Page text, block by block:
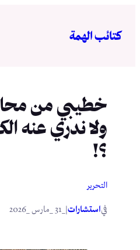
المحتوى
كتائب الهمة
خطيبي من
ولا ندري عنه
؟!
التحرير
فياستشارات